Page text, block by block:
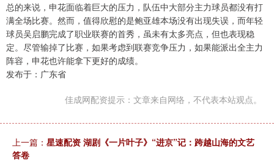
总的来说，申花面临着巨大的压力，队伍中大部分主力球员都没有打
满全场比赛。然而，值得欣慰的是鲍亚雄本场没有出现失误，而年轻
球员吴启鹏完成了职业联赛的首秀，虽未有太多亮点，但也表现稳
定。尽管输掉了比赛，如果考虑到联赛竞争压力，如果能派出全主力
阵容，申花也许能拿下更好的成绩。
发布于：广东省
佳成网配资提示：文章来自网络，不代表本站观点。
上一篇： 星速配资 湖剧《一片叶子》“进京”记：跨越山海的文艺
答卷